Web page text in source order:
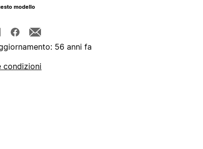
modello
56 anni fa
condizioni